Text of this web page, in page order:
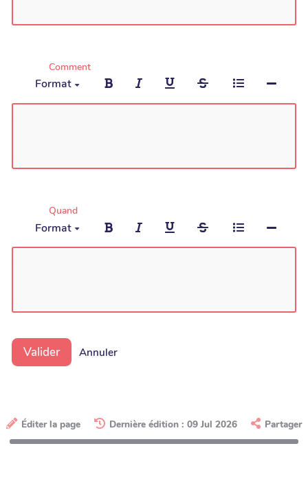
Comment
Format
Quand
Format
Valider Annuler
Éditer la page Dernière édition : 09 Jul 2026 Partager